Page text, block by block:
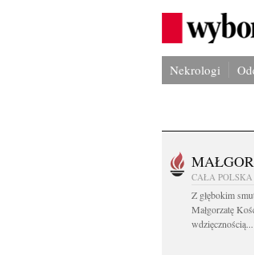
Nekrologi
CAŁA POLSKA
Z głębokim
Małgorzatę
wdzięcznością...